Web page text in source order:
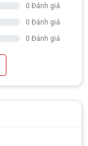
0 Đánh giá
0 Đánh giá
0 Đánh giá